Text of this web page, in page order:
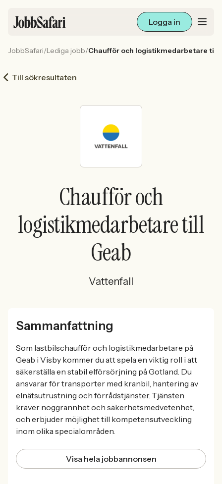
Logga in
Arbetsliv och karriär
För arbetsgivare
Sök med AI
Ny här? Skapa konto
JobbSafari/Lediga jobb/Chaufför och logistikmedarbetare till
Till sökresultaten
Chaufför och
logistikmedarbetare till
Geab
Vattenfall
Sammanfattning
Som lastbilschaufför och logistikmedarbetare på
Geab i Visby kommer du att spela en viktig roll i att
säkerställa en stabil elförsörjning på Gotland. Du
ansvarar för transporter med kranbil, hantering av
elnätsutrustning och förrådstjänster. Tjänsten
kräver noggrannhet och säkerhetsmedvetenhet,
och erbjuder möjlighet till kompetensutveckling
inom olika specialområden.
Visa hela jobbannonsen